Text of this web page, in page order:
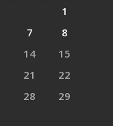
1
7
8
14
15
21
22
28
29